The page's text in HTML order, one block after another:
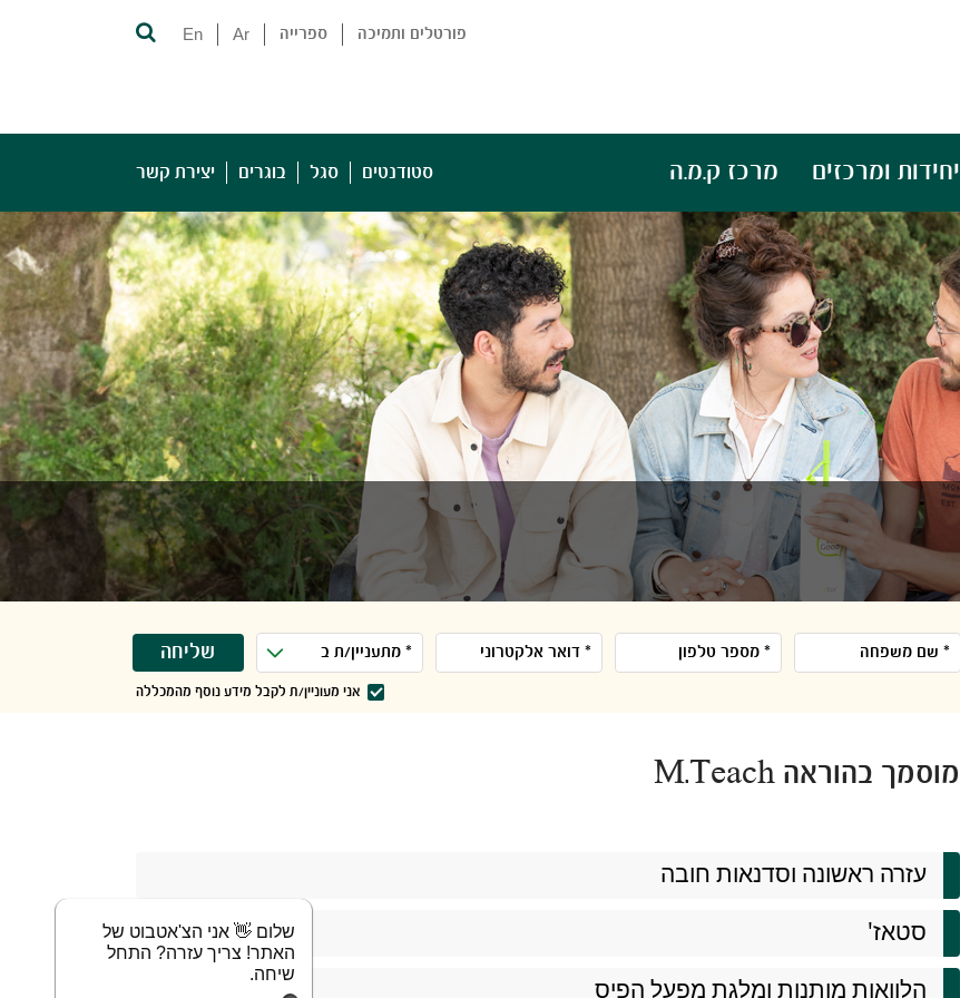
פורטלים ותמיכה ספרייה Ar
En
יחידות ומרכזים מרכז ק.מ.ה סטודנטים סגל בוגרים יצירת קשר
שליחה
אני מעוניין/ת לקבל מידע נוסף מהמכללה
מוסמך בהוראה M.Teach
עזרה ראשונה וסדנאות חובה​
סטאז'
הלוואות מותנות ומלגת מפעל הפיס​
שלום 👋 אני הצ'אטבוט של
האתר! צריך עזרה? התחל
שיחה.